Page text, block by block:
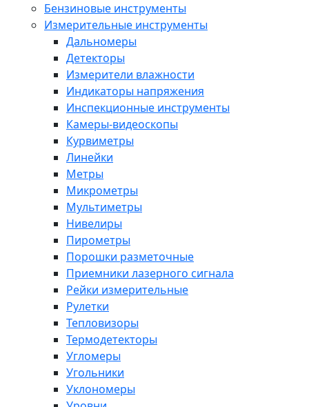
Бензиновые инструменты
Измерительные инструменты
Дальномеры
Детекторы
Измерители влажности
Индикаторы напряжения
Инспекционные инструменты
Камеры-видеоскопы
Курвиметры
Линейки
Метры
Микрометры
Мультиметры
Нивелиры
Пирометры
Порошки разметочные
Приемники лазерного сигнала
Рейки измерительные
Рулетки
Тепловизоры
Термодетекторы
Угломеры
Угольники
Уклономеры